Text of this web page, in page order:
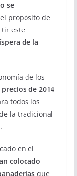
se
propósito de
este
de la
de los
de 2014
todos los
la tradicional
en el
colocado
que